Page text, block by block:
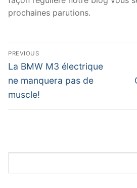
prochaines parutions.
Navigation
de
l’article
PREVIOUS
Previous
post:
La BMW M3 électrique
ne manquera pas de
muscle!